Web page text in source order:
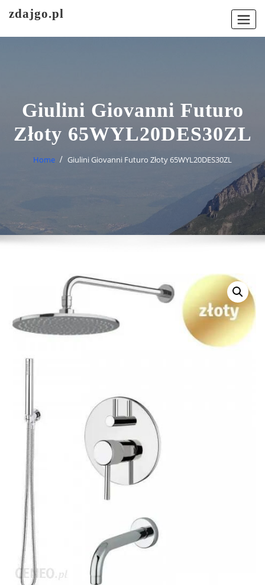
zdajgo.pl
Giulini Giovanni Futuro
Złoty 65WYL20DES30ZL
Home Giulini Giovanni Futuro Złoty 65WYL20DES30ZL